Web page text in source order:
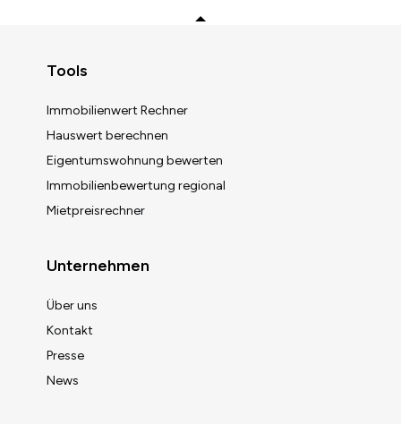
Tools
Immobilienwert Rechner
Hauswert berechnen
Eigentumswohnung bewerten
Immobilienbewertung regional
Mietpreisrechner
Unternehmen
Über uns
Kontakt
Presse
News